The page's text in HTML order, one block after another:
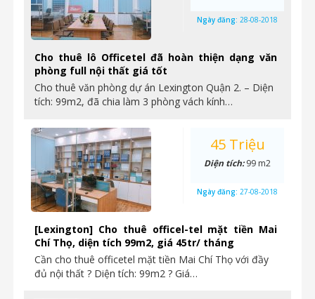
Cho thuê lô Officetel đã hoàn thiện dạng văn
phòng full nội thất giá tốt
Cho thuê văn phòng dự án Lexington Quận 2. – Diện
tích: 99m2, đã chia làm 3 phòng vách kính…
Ngày đăng: 28-08-2018
[Lexington] Cho thuê officel-tel mặt tiền Mai
Chí Thọ, diện tích 99m2, giá 45tr/ tháng
Cần cho thuê officetel mặt tiền Mai Chí Thọ với đầy
đủ nội thất ? Diện tích: 99m2 ? Giá…
45 Triệu
Diện tích:99 m2
Ngày đăng: 27-08-2018